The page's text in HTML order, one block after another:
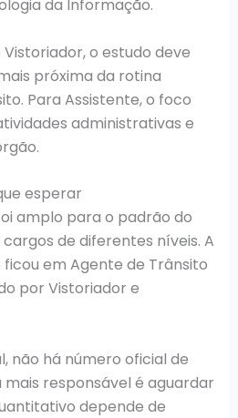
da Informação.
o estudo deve
próxima da rotina
Para Assistente, o foco
administrativas e
esperar
amplo para o padrão do
de diferentes níveis. A
em Agente de Trânsito
por Vistoriador e
não há número oficial de
responsável é aguardar
depende de